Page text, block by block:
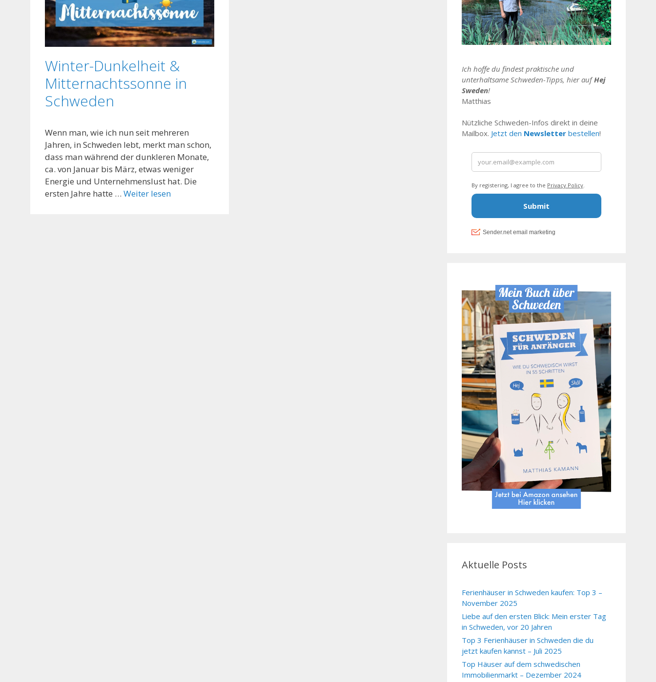
Winter-Dunkelheit &
Mitternachtssonne in
Schweden
Wenn man, wie ich nun seit mehreren
Jahren, in Schweden lebt, merkt man schon,
dass man während der dunkleren Monate,
ca. von Januar bis März, etwas weniger
Energie und Unternehmenslust hat. Die
ersten Jahre hatte … Weiter lesen
Ich hoffe du findest praktische und
unterhaltsame Schweden-Tipps, hier aufHej
Sweden!
Matthias
Nützliche Schweden-Infos direkt in deine
Mailbox. Jetzt den Newsletter bestellen!
Aktuelle Posts
Ferienhäuser in Schweden kaufen: Top 3 –
November 2025
Liebe auf den ersten Blick: Mein erster Tag
in Schweden, vor 20 Jahren
Top 3 Ferienhäuser in Schweden die du
jetzt kaufen kannst – Juli 2025
Top Häuser auf dem schwedischen
Immobilienmarkt – Dezember 2024